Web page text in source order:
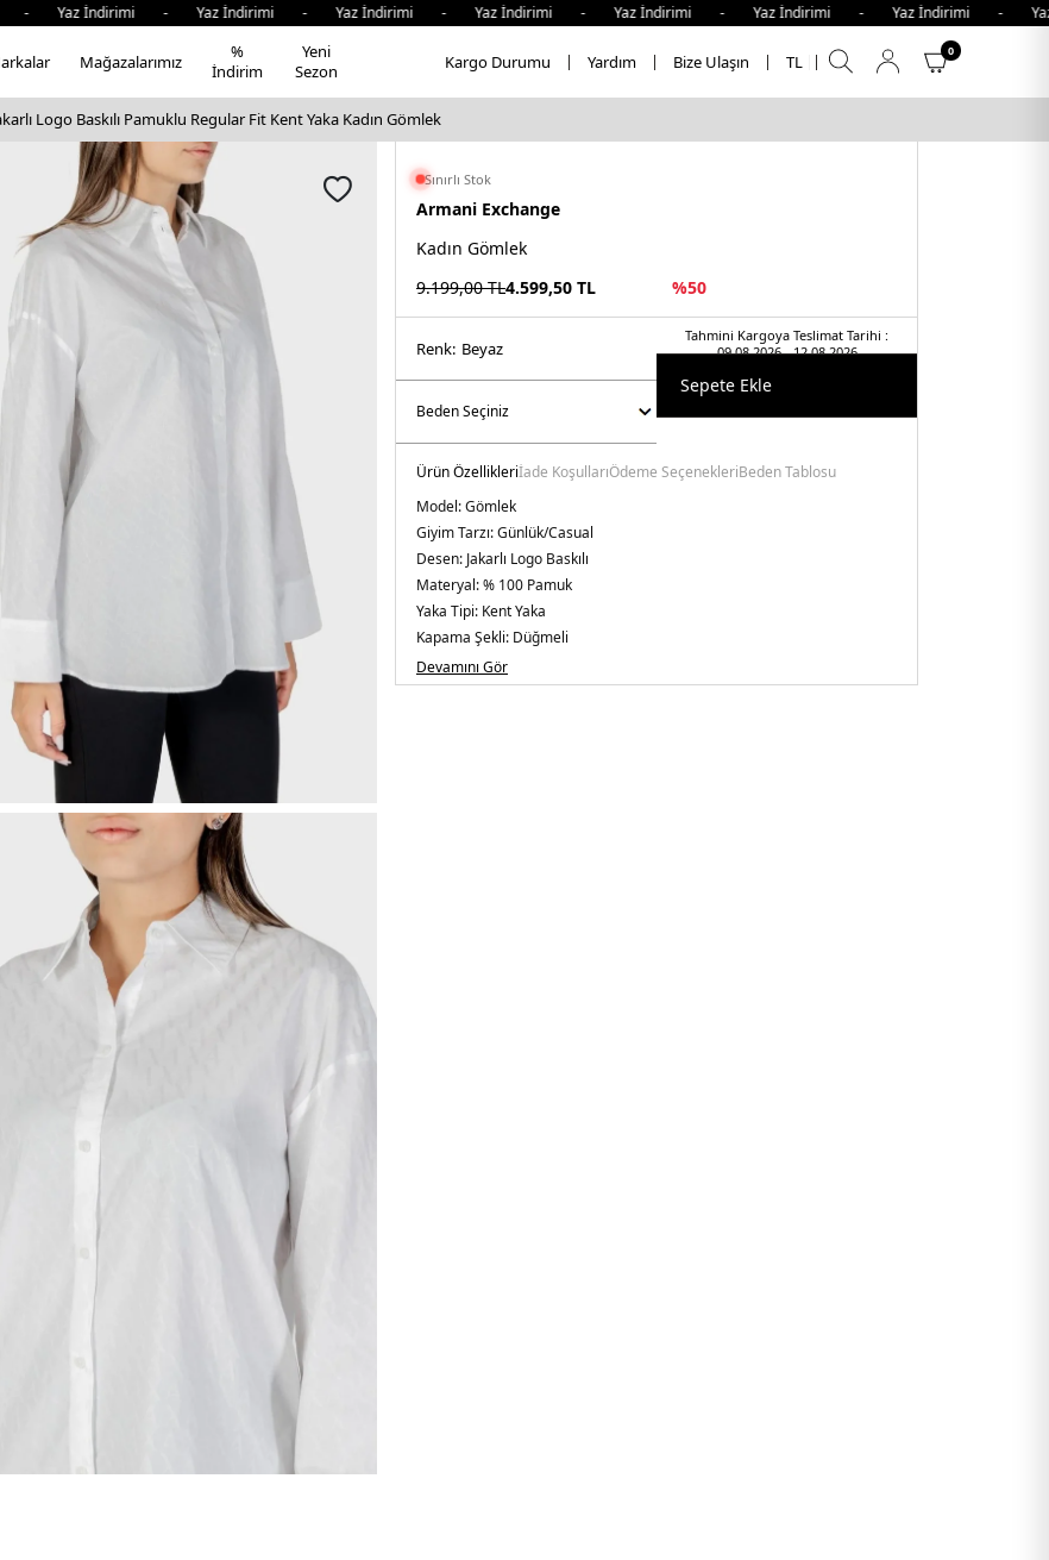
İndirimi - Yaz İndirimi - Yaz İndirimi - Yaz İndirimi - Yaz İndirimi - Yaz İndirimi - Yaz İndirimi
Mağazalarımız
%
İndirim
Yeni
Sezon
Kargo Durumu Yardım Bize Ulaşın TL
0
Logo Baskılı Pamuklu Regular Fit Kent Yaka Kadın Gömlek
Sınırlı Stok
Armani Exchange
Kadın Gömlek
9.199,00TL4.599,50 TL %50
Tahmini Kargoya Teslimat Tarihi :
09.08.2026 - 12.08.2026
Renk: beyaz
Sepete Ekle
Ürün Özellikleriİade KoşullarıÖdeme SeçenekleriBeden Tablosu
Model:Gömlek
Giyim Tarzı:Günlük/Casual
Desen: Jakarlı Logo Baskılı
Materyal:% 100 Pamuk
Yaka Tipi: Kent Yaka
Kapama Şekli: Düğmeli
Kol Boyu: Uzun Kol
Yaş Grubu:Yetişkin
Devamını Gör